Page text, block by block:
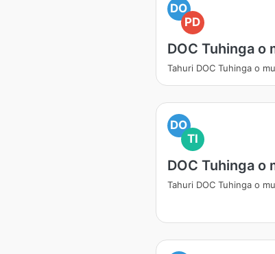
DO
PD
DOC Tuhinga o
Tahuri DOC Tuhinga o
DO
TI
DOC Tuhinga o
Tahuri DOC Tuhinga o